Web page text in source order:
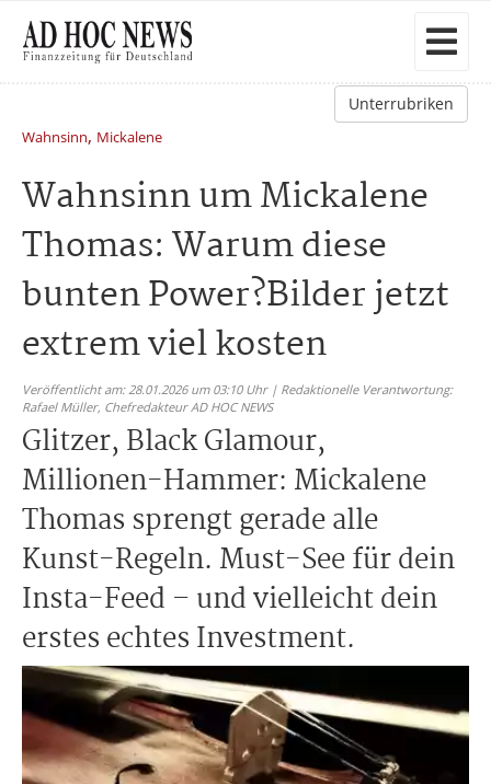
Unterrubriken
Wahnsinn, Mickalene
Wahnsinn um Mickalene
Thomas: Warum diese
bunten Power?Bilder jetzt
extrem viel kosten
Veröffentlicht am: 28.01.2026 um 03:10 Uhr | Redaktionelle Verantwortung:
Rafael Müller, Chefredakteur AD HOC NEWS
Glitzer, Black Glamour,
Millionen-Hammer: Mickalene
Thomas sprengt gerade alle
Kunst-Regeln. Must-See für dein
Insta-Feed – und vielleicht dein
erstes echtes Investment.